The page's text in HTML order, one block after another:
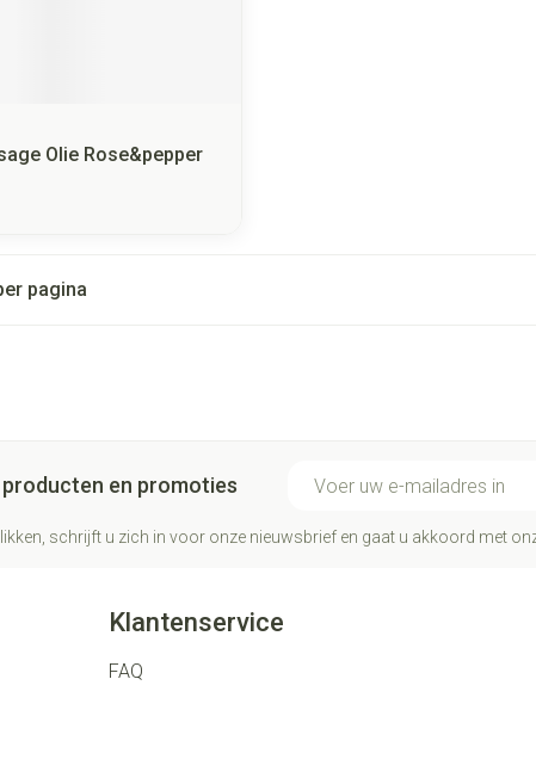
Olie Rose&pepper
pagina
en promoties
schrijft u zich in voor onze nieuwsbrief en gaat u akkoord met
Klantenservice
FAQ